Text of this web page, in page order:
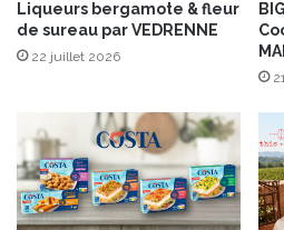
n
t
-
e
n
t
i
o
m
a
é
a
u
Y
Liqueurs bergamote & fleur
de sureau par VEDRENNE
22 juillet 2026